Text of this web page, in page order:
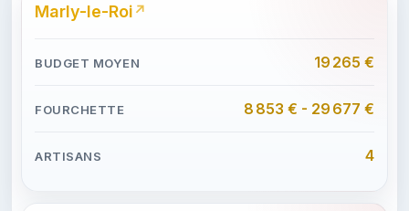
Marly-le-Roi
19 265 €
8 853 € - 29 677 €
4